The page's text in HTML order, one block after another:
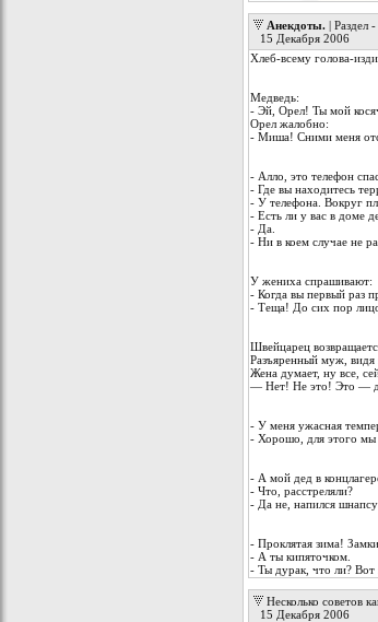
Анекдоты. | Раздел -
15 Декабря 2006
Хлеб-всему голова-
Медведь:
- Эй, Орел! Ты мой
Орел жалобно:
- Миша! Сними меня
- Алло, это телефон
- Где вы находитесь
- У телефона. Вокруг
- Есть ли у вас в доме
- Да.
- Ни в коем случае не
У жениха спрашивают:
- Когда вы первый раз
- Теща! До сих пор
Швейцарец
Разъяренный муж, видя
Жена думает, ну все,
— Нет! Не это! Это —
- У меня ужасная
- Хорошо, для этого мы
- А мой дед в
- Что, расстреляли?
- Да не, напился
- Проклятая зима!
- А ты кипяточком.
- Ты дурак, что ли?
Несколько советов
15 Декабря 2006